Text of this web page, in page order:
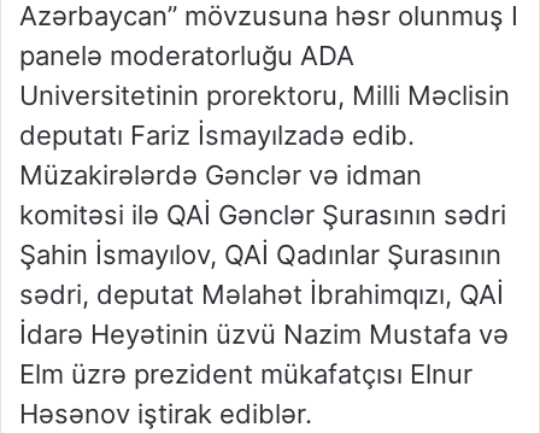
Azərbaycan” mövzusuna həsr olunmuş I
panelə moderatorluğu ADA
Universitetinin prorektoru, Milli Məclisin
deputatı Fariz İsmayılzadə edib.
Müzakirələrdə Gənclər və idman
komitəsi ilə QAİ Gənclər Şurasının sədri
Şahin İsmayılov, QAİ Qadınlar Şurasının
sədri, deputat Məlahət İbrahimqızı, QAİ
İdarə Heyətinin üzvü Nazim Mustafa və
Elm üzrə prezident mükafatçısı Elnur
Həsənov iştirak ediblər.